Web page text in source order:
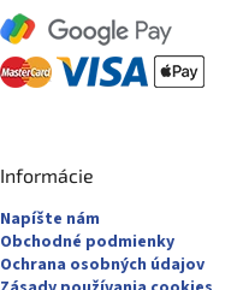
Informácie
Napíšte nám
Obchodné podmienky
Ochrana osobných údajov